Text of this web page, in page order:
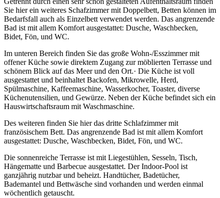
Sie hier ein weiteres Schafzimmer mit Doppelbett, Betten können im
Bedarfsfall auch als Einzelbett verwendet werden. Das angrenzende
Bad ist mit allem Komfort ausgestattet: Dusche, Waschbecken,
Bidet, Fön, und WC.
Im unteren Bereich finden Sie das große Wohn-/Esszimmer mit
offener Küche sowie direktem Zugang zur möblierten Terrasse und
schönem Blick auf das Meer und den Ort.· Die Küche ist voll
ausgestattet und beinhaltet Backofen, Mikrowelle, Herd,
Spülmaschine, Kaffeemaschine, Wasserkocher, Toaster, diverse
Küchenutensilien, und Gewürze. Neben der Küche befindet sich ein
Hauswirtschaftsraum mit Waschmaschine.
Des weiteren finden Sie hier das dritte Schlafzimmer mit
französischem Bett. Das angrenzende Bad ist mit allem Komfort
ausgestattet: Dusche, Waschbecken, Bidet, Fön, und WC.
Die sonnenreiche Terrasse ist mit Liegestühlen, Sesseln, Tisch,
Hängematte und Barbecue ausgestattet. Der Indoor-Pool ist
ganzjährig nutzbar und beheizt. Handtücher, Badetücher,
Bademantel und Bettwäsche sind vorhanden und werden einmal
wöchentlich getauscht.